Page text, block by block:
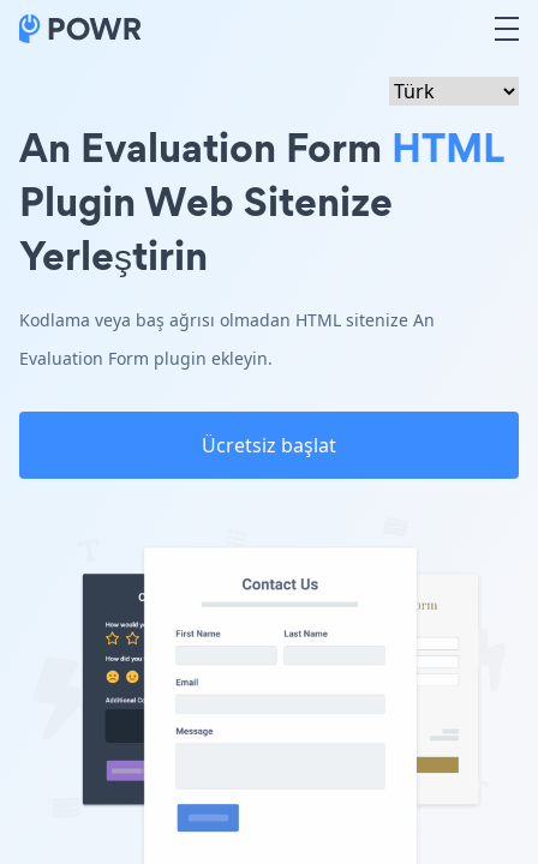
An Evaluation Form HTML
Plugin Web Sitenize
Yerleştirin
Kodlama veya baş ağrısı olmadan HTML sitenize An
Evaluation Form plugin ekleyin.
Ücretsiz başlat